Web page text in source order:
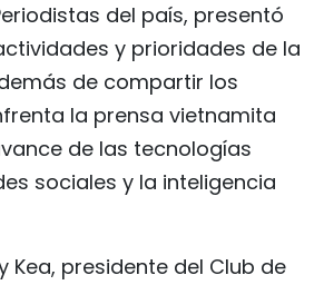
del país, presentó
y prioridades de la
de compartir los
la prensa vietnamita
de las tecnologías
sociales y la inteligencia
Kea, presidente del Club de